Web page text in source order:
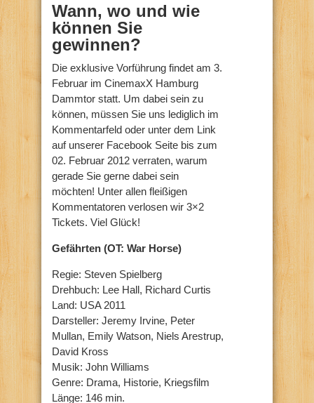
Wann, wo und wie
können Sie
gewinnen?
Die exklusive Vorführung findet am 3.
Februar im CinemaxX Hamburg
Dammtor statt. Um dabei sein zu
können, müssen Sie uns lediglich im
Kommentarfeld oder unter dem Link
auf unserer Facebook Seite bis zum
02. Februar 2012 verraten, warum
gerade Sie gerne dabei sein
möchten! Unter allen fleißigen
Kommentatoren verlosen wir 3×2
Tickets. Viel Glück!
Gefährten (OT: War Horse)
Regie: Steven Spielberg
Drehbuch: Lee Hall, Richard Curtis
Land: USA 2011
Darsteller: Jeremy Irvine, Peter
Mullan, Emily Watson, Niels Arestrup,
David Kross
Musik: John Williams
Genre: Drama, Historie, Kriegsfilm
Länge: 146 min.